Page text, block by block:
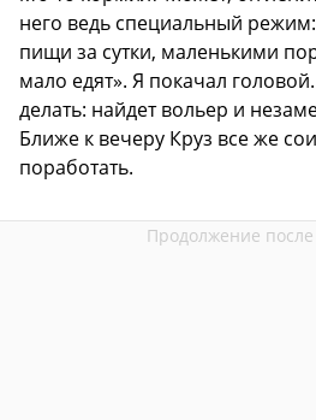
него ведь специальный
пищи за сутки, маленькими
мало едят». Я покачал
делать: найдет вольер и
Ближе к вечеру Круз все же
поработать.